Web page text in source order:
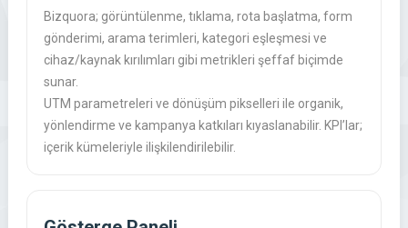
Bizquora; görüntülenme, tıklama, rota başlatma, form
gönderimi, arama terimleri, kategori eşleşmesi ve
cihaz/kaynak kırılımları gibi metrikleri şeffaf biçimde
sunar.
UTM parametreleri ve dönüşüm pikselleri ile organik,
yönlendirme ve kampanya katkıları kıyaslanabilir. KPI’lar;
içerik kümeleriyle ilişkilendirilebilir.